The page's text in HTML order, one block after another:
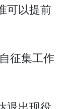
可以提前
征集工作